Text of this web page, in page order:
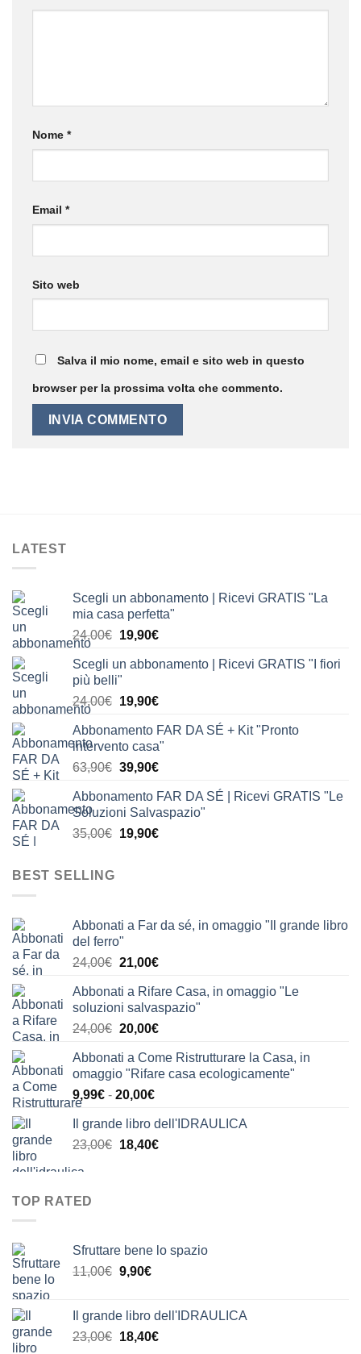
Nome *
Email *
Sito web
Salva il mio nome, email e sito web in questo
browser per la prossima volta che commento.
LATEST
Scegli un abbonamento | Ricevi GRATIS "La
mia casa perfetta"
24,00€ Il
originale
24,00€.
19,90€Il
attuale
19,90€.
Scegli un abbonamento | Ricevi GRATIS "I fiori
più belli"
24,00€ Il
originale
era:
24,00€.
19,90€Il
attuale
è:
19,90€.
Abbonamento FAR DA SÉ + Kit "Pronto
intervento casa"
63,90€ Il
originale
era:
63,90€.
39,90€Il
attuale
è:
39,90€.
Abbonamento FAR DA SÉ | Ricevi GRATIS "Le
Soluzioni Salvaspazio"
35,00€ Il
19,90€Il
BEST SELLING
Abbonati a Far da sé, in omaggio "Il grande libro
del ferro"
24,00€ Il
originale
era:
24,00€.
21,00€Il
attuale
è:
21,00€.
Abbonati a Rifare Casa, in omaggio "Le
soluzioni salvaspazio"
24,00€ Il
originale
era:
24,00€.
20,00€Il
attuale
è:
Abbonati a Come Ristrutturare la Casa, in
omaggio "Rifare casa ecologicamente"
9,99€ - 20,00€Fascia
prezzo:
da
Il grande libro dell'IDRAULICA
23,00€ Il
18,40€Il
TOP RATED
Sfruttare bene lo spazio
11,00€ Il
era:
11,00€.
9,90€Il
è:
9,90€.
Il grande libro dell'IDRAULICA
23,00€ Il
18,40€Il